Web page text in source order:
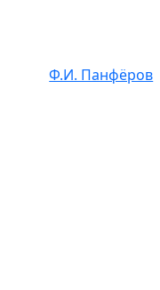
Ф.И. Панфёров